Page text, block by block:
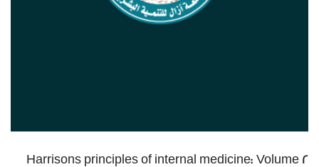
Harrisons principles of internal medicine: Volume 2